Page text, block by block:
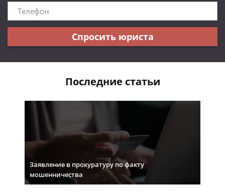
Спросить юриста
Последние статьи
Заявление в прокуратуру по факту
мошенничества